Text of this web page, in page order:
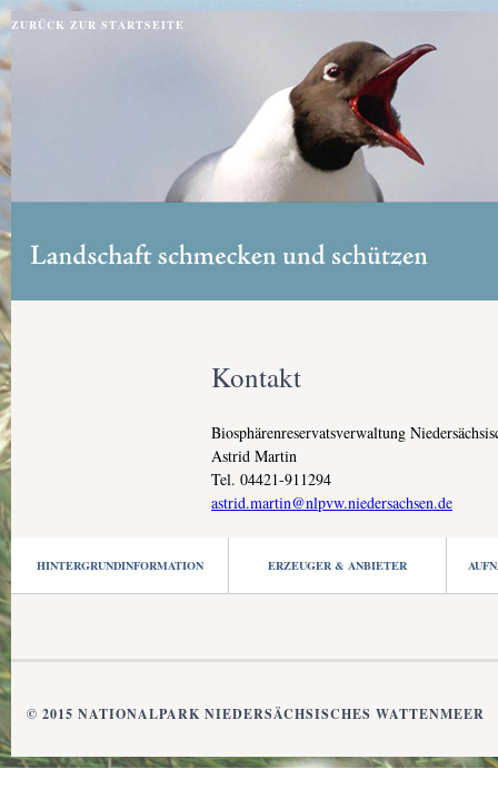
Jump to navigation
ZURÜCK ZUR STARTSEITE
Kontakt
Biosphärenreservatsverwaltung
Astrid Martin
Tel. 04421-911294
astrid.martin@nlpvw.niedersachsen.de
HINTERGRUNDINFORMATION ERZEUGER & ANBIETER
© 2015 NATIONALPARK NIEDERSÄCHSISCHES WATTENMEER